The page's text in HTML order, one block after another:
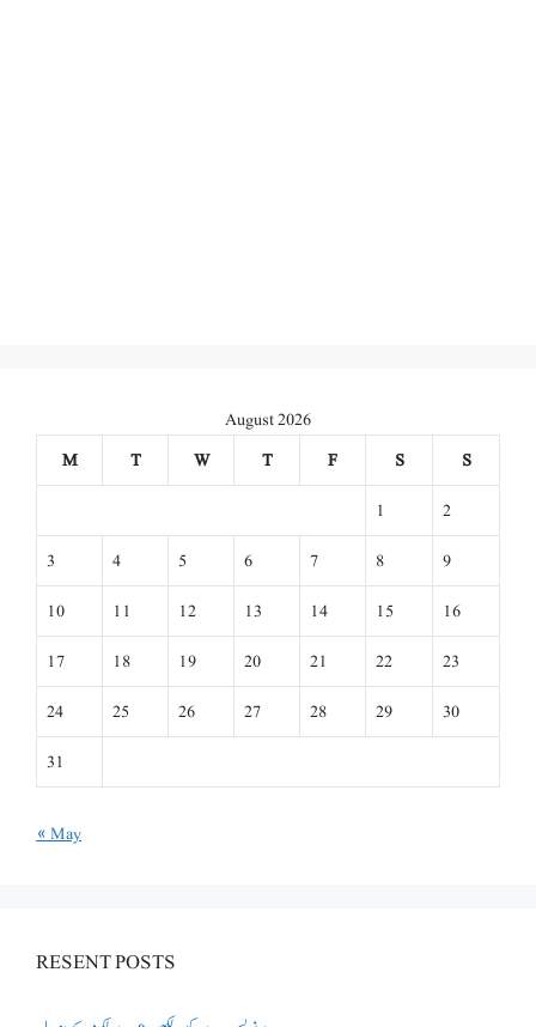
August 2026
M
T W T F S
S
1
2
3
4 5 6 7 8
9
10
11 12 13 14 15
16
17
18 19 20 21 22
23
24
25 26 27 28 29
30
31
« May
RESENT POSTS